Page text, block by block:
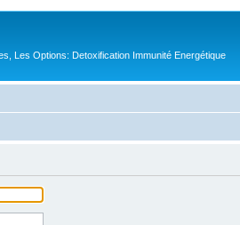
Les Options: Detoxification Immunité Energétique